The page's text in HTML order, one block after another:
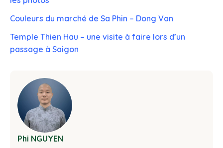
Couleurs du marché de Sa Phin – Dong Van
Temple Thien Hau – une visite à faire lors d’un
passage à Saigon
Phi NGUYEN